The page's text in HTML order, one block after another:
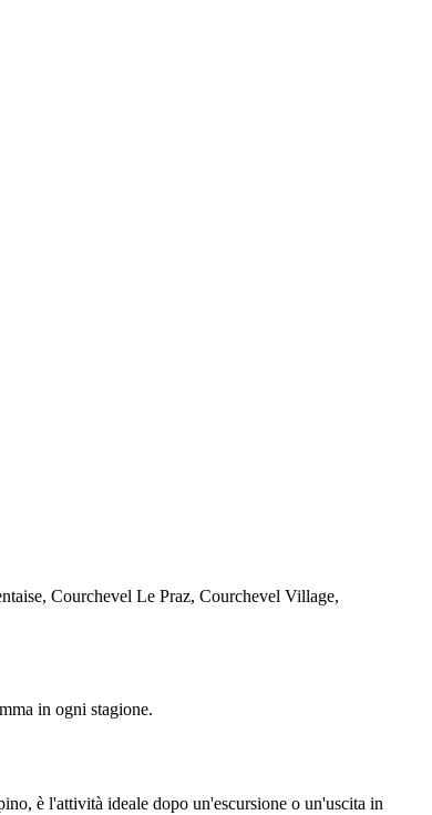
Courchevel Le Praz, Courchevel Village,
in ogni stagione.
è l'attività ideale dopo un'escursione o un'uscita in